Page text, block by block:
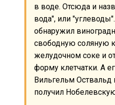
в воде. Отсюда и
вода", или
обнаружил
свободную соляную
желудочном соке и
форму клетчатки. А
Вильгельм Оствальд
получил